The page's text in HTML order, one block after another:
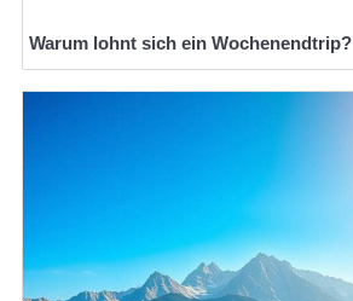
Warum lohnt sich ein Wochenendtrip?